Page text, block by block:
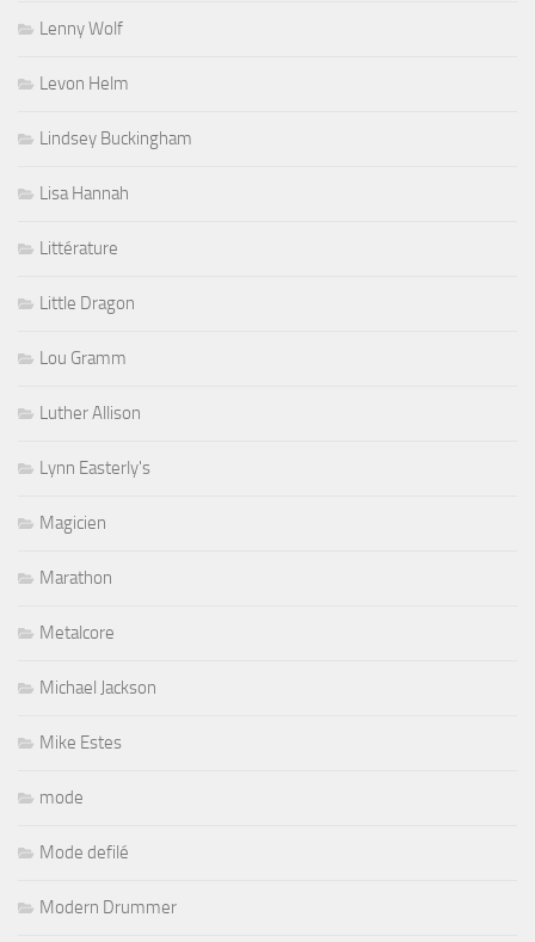
Lenny Wolf
Levon Helm
Lindsey Buckingham
Lisa Hannah
Littérature
Little Dragon
Lou Gramm
Luther Allison
Lynn Easterly's
Magicien
Marathon
Metalcore
Michael Jackson
Mike Estes
mode
Mode defilé
Modern Drummer